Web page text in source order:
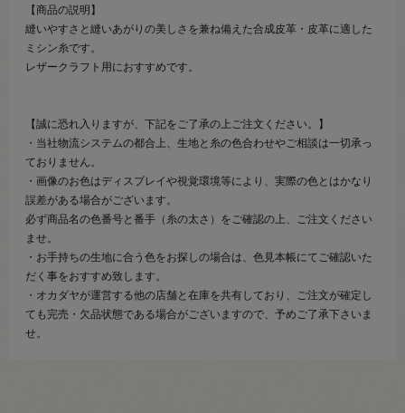
【商品の説明】
縫いやすさと縫いあがりの美しさを兼ね備えた合成皮革・皮革に適した
ミシン糸です。
レザークラフト用におすすめです。
【誠に恐れ入りますが、下記をご了承の上ご注文ください。】
・当社物流システムの都合上、生地と糸の色合わせやご相談は一切承っ
ておりません。
・画像のお色はディスプレイや視覚環境等により、実際の色とはかなり
誤差がある場合がございます。
必ず商品名の色番号と番手（糸の太さ）をご確認の上、ご注文ください
ませ。
・お手持ちの生地に合う色をお探しの場合は、色見本帳にてご確認いた
だく事をおすすめ致します。
・オカダヤが運営する他の店舗と在庫を共有しており、ご注文が確定し
ても完売・欠品状態である場合がございますので、予めご了承下さいま
せ。